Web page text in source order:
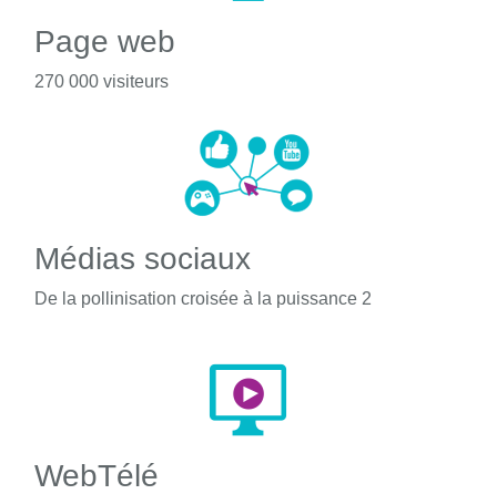
Page web
270 000 visiteurs
Médias sociaux
De la pollinisation croisée à la puissance 2
WebTélé